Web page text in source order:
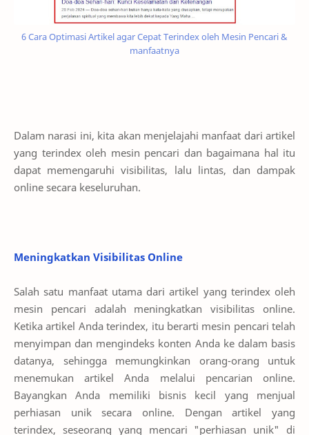
6 Cara Optimasi Artikel agar Cepat Terindex oleh Mesin Pencari &
manfaatnya
Dalam narasi ini, kita akan menjelajahi manfaat dari artikel
yang terindex oleh mesin pencari dan bagaimana hal itu
dapat memengaruhi visibilitas, lalu lintas, dan dampak
online secara keseluruhan.
Meningkatkan Visibilitas Online
Salah satu manfaat utama dari artikel yang terindex oleh
mesin pencari adalah meningkatkan visibilitas online.
Ketika artikel Anda terindex, itu berarti mesin pencari telah
menyimpan dan mengindeks konten Anda ke dalam basis
datanya, sehingga memungkinkan orang-orang untuk
menemukan artikel Anda melalui pencarian online.
Bayangkan Anda memiliki bisnis kecil yang menjual
perhiasan unik secara online. Dengan artikel yang
terindex, seseorang yang mencari "perhiasan unik" di